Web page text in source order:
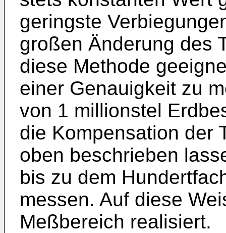
geringste
großen Änderung des
diese Methode
einer Genauigkeit zu
von 1 millionstel
die Kompensation der
oben beschrieben
bis zu dem
messen. Auf diese
Meßbereich realisiert.